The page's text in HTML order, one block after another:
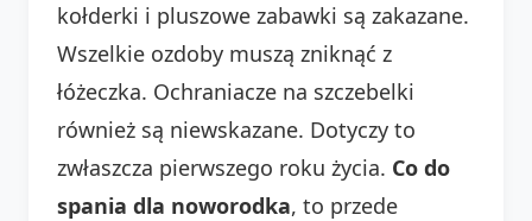
kołderki i pluszowe zabawki są zakazane.
Wszelkie ozdoby muszą zniknąć z
łóżeczka. Ochraniacze na szczebelki
również są niewskazane. Dotyczy to
zwłaszcza pierwszego roku życia. Co do
spania dla noworodka, to przede